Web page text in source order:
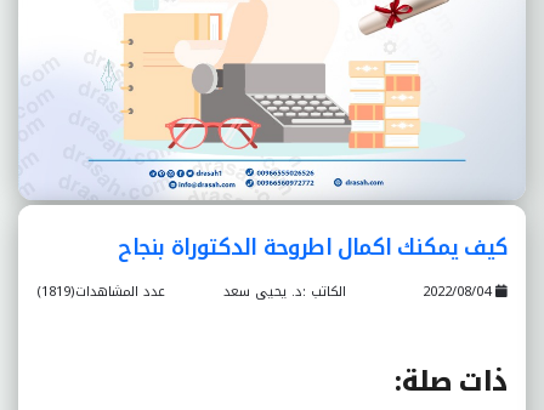
كيف يمكنك اكمال اطروحة الدكتوراة بنجاح
2022/08/04 عدد المشاهدات(1819) الكاتب :د. يحيى سعد
ذات صلة: